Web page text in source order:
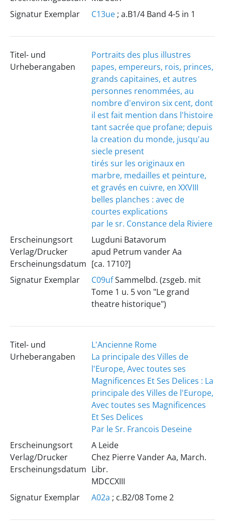
Signatur Exemplar
C13ue; a.B1/4 Band 4-5 in 1
Titel- und
Urheberangaben
Portraits des plus illustres
papes, empereurs, rois, princes,
grands capitaines, et autres
personnes renommées, au
nombre d'environ six cent, dont
il est fait mention dans l'histoire
tant sacrée que profane; depuis
la creation du monde, jusqu'au
siecle present
tirés sur les originaux en
marbre, medailles et peinture,
et gravés en cuivre, en XXVIII
belles planches : avec de
courtes explications
par le sr. Constance dela Riviere
Erscheinungsort
Verlag/Drucker
Erscheinungsdatum
Lugduni Batavorum
apud Petrum vander Aa
[ca. 1710?]
Signatur Exemplar
C09ufSammelbd. (zsgeb. mit
Tome 1 u. 5 von "Le grand
theatre historique")
Titel- und
Urheberangaben
L'Ancienne Rome
La principale des Villes de
l'Europe, Avec toutes ses
Magnificences Et Ses Delices : La
principale des Villes de l'Europe,
Avec toutes ses Magnificences
Et Ses Delices
Par le Sr. Francois Deseine
Erscheinungsort
Verlag/Drucker
Erscheinungsdatum
A Leide
Chez Pierre Vander Aa, March.
Libr.
MDCCXIII
Signatur Exemplar
A02a ; c.B2/08 Tome 2